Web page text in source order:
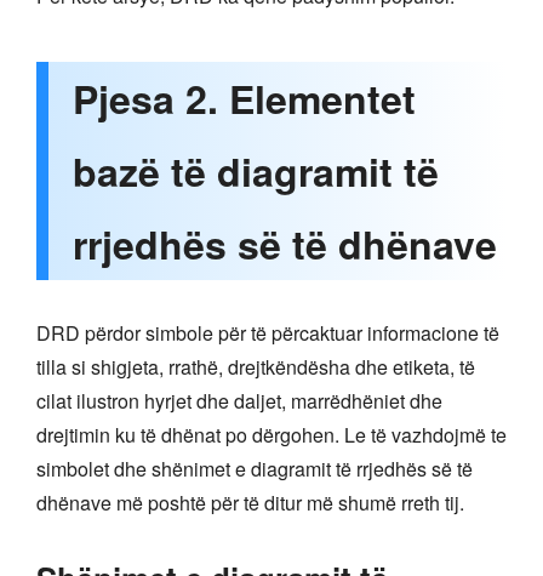
Pjesa 2. Elementet
bazë të diagramit të
rrjedhës së të dhënave
DRD përdor simbole për të përcaktuar informacione të
tilla si shigjeta, rrathë, drejtkëndësha dhe etiketa, të
cilat ilustron hyrjet dhe daljet, marrëdhëniet dhe
drejtimin ku të dhënat po dërgohen. Le të vazhdojmë te
simbolet dhe shënimet e diagramit të rrjedhës së të
dhënave më poshtë për të ditur më shumë rreth tij.